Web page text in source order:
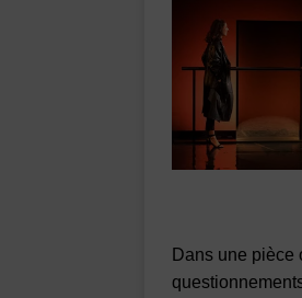
Dans une pièce